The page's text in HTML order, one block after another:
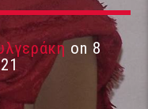
on 8